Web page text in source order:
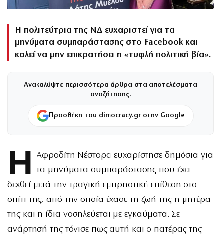
Η πολιτεύτρια της ΝΔ ευχαριστεί για τα
μηνύματα συμπαράστασης στο Facebook και
καλεί να μην επικρατήσει η «τυφλή πολιτική βία».
Ανακαλύψτε περισσότερα άρθρα στα αποτελέσματα
αναζήτησης.
Προσθήκη του dimocracy.gr στην Google
Η
Αφροδίτη Νέστορα ευχαρίστησε δημόσια για
τα μηνύματα συμπαράστασης που έχει
δεχθεί μετά την τραγική εμπρηστική επίθεση στο
σπίτι της, από την οποία έχασε τη ζωή της η μητέρα
της και η ίδια νοσηλεύεται με εγκαύματα. Σε
ανάρτησή της τόνισε πως αυτή και ο πατέρας της